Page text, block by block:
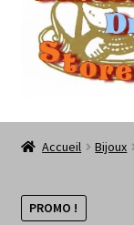
Les Chamaneries
Accueil Bijoux
PROMO !